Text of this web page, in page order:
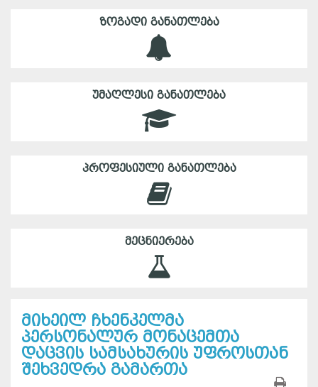
ᲖᲝᲒᲐᲓᲘ ᲒᲐᲜᲐᲗᲚᲔᲑᲐ
ᲣᲛᲐᲦᲚᲔᲡᲘ ᲒᲐᲜᲐᲗᲚᲔᲑᲐ
ᲞᲠᲝᲤᲔᲡᲘᲣᲚᲘ ᲒᲐᲜᲐᲗᲚᲔᲑᲐ
ᲛᲔᲪᲜᲘᲔᲠᲔᲑᲐ
მიხეილ ჩხენკელმა
პერსონალურ მონაცემთა
დაცვის სამსახურის უფროსთან
შეხვედრა გამართა